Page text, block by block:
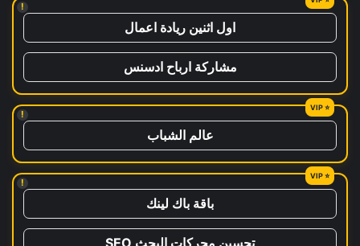
!
اول اثنين ريادة اعمال
مشاركة ارباح ادسنس
!
عالم الشباب
!
باقة باك لينك
تحسين محركات البحث SEO